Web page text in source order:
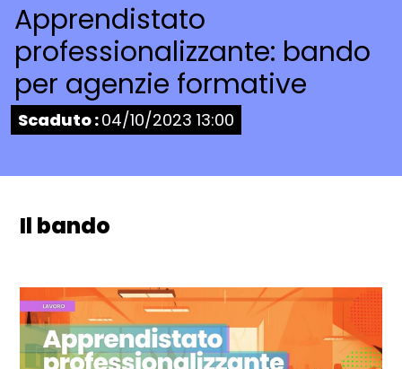
Apprendistato
professionalizzante: bando
per agenzie formative
Stato:
Scaduto :04/10/2023 13:00
Il bando